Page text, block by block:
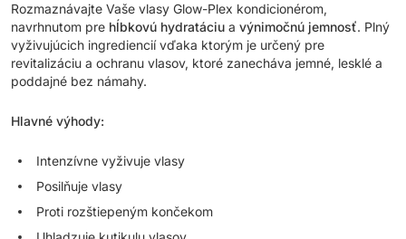
Rozmaznávajte Vaše vlasy Glow-Plex kondicionérom,
navrhnutom pre hĺbkovú hydratáciu a výnimočnú jemnosť. Plný
vyživujúcich ingrediencií vďaka ktorým je určený pre
revitalizáciu a ochranu vlasov, ktoré zanecháva jemné, lesklé a
poddajné bez námahy.
Hlavné výhody:
Intenzívne vyživuje vlasy
Posilňuje vlasy
Proti rozštiepeným končekom